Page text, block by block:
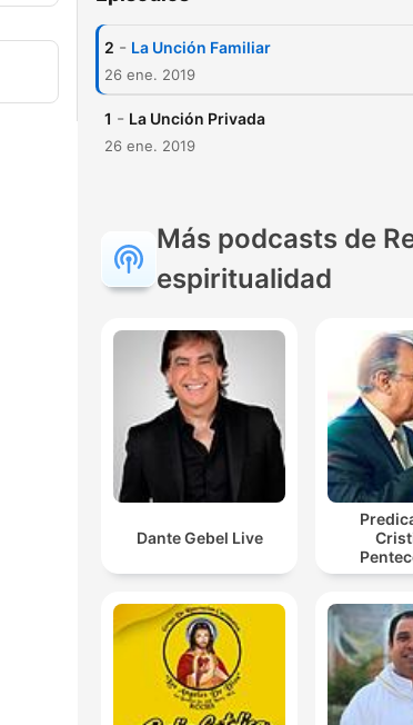
2 - La Unción Familiar
26 ene. 2019
1 - La Unción Privada
26 ene. 2019
Más podcasts de
espiritualidad
Dante Gebel Live